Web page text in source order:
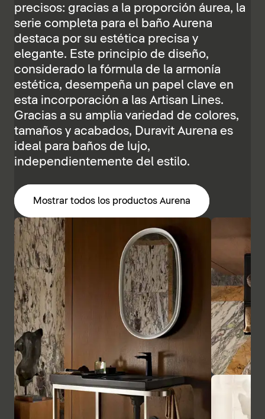
precisos: gracias a la proporción áurea, la
serie completa para el baño Aurena
destaca por su estética precisa y
elegante. Este principio de diseño,
considerado la fórmula de la armonía
estética, desempeña un papel clave en
esta incorporación a las Artisan Lines.
Gracias a su amplia variedad de colores,
tamaños y acabados, Duravit Aurena es
ideal para baños de lujo,
independientemente del estilo.
Mostrar todos los productos Aurena